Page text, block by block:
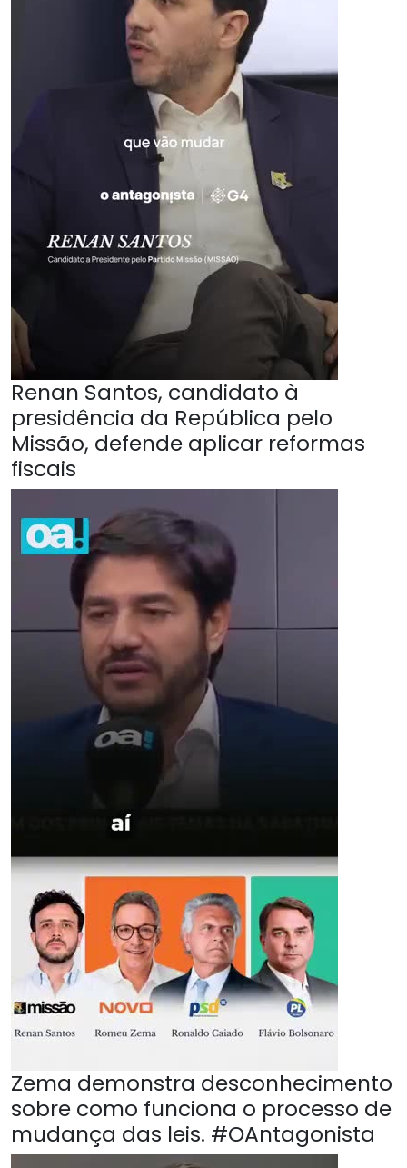
Renan Santos, candidato à
presidência da República pelo
Missão, defende aplicar reformas
fiscais
Zema demonstra desconhecimento
sobre como funciona o processo de
mudança das leis. #OAntagonista